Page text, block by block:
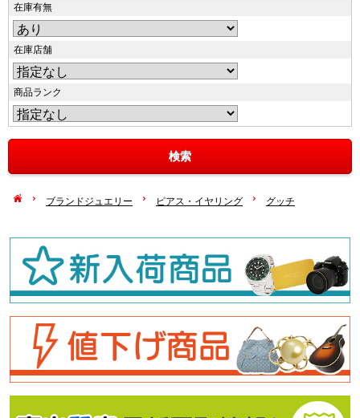
在庫有無
在庫店舗
商品ランク
ブランドジュエリー ピアス・イヤリング グッチ